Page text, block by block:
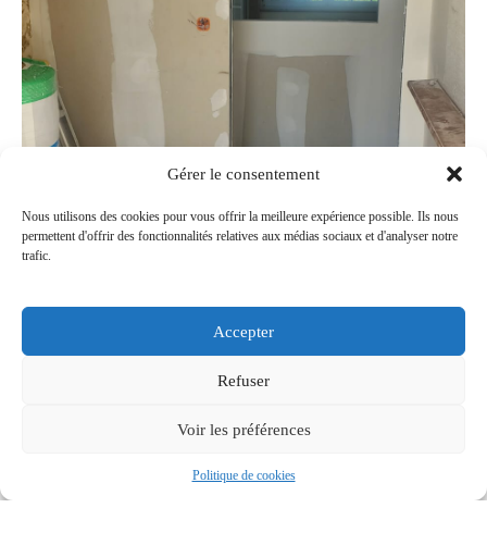
Gérer le consentement
Nous utilisons des cookies pour vous offrir la meilleure expérience possible. Ils nous
permettent d'offrir des fonctionnalités relatives aux médias sociaux et d'analyser notre
trafic.
Accepter
Refuser
Voir les préférences
Politique de cookies